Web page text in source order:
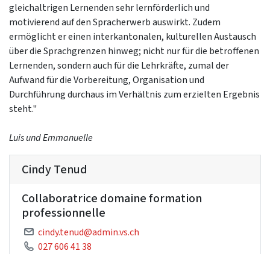
gleichaltrigen Lernenden sehr lernförderlich und
motivierend auf den Spracherwerb auswirkt. Zudem
ermöglicht er einen interkantonalen, kulturellen Austausch
über die Sprachgrenzen hinweg; nicht nur für die betroffenen
Lernenden, sondern auch für die Lehrkräfte, zumal der
Aufwand für die Vorbereitung, Organisation und
Durchführung durchaus im Verhältnis zum erzielten Ergebnis
steht."
Luis und Emmanuelle
Cindy Tenud
Collaboratrice domaine formation
professionnelle
cindy.tenud@admin.vs.ch
027 606 41 38